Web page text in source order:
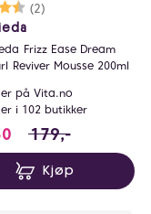
du sparer 53.7
Karakter:
(2)
4.5 av 5 mulige
Frizz Ease Dream
Reviver Mousse 200ml
på Vita.no
i 102 butikker
125.3 i stedet for
179,-
Kjøp